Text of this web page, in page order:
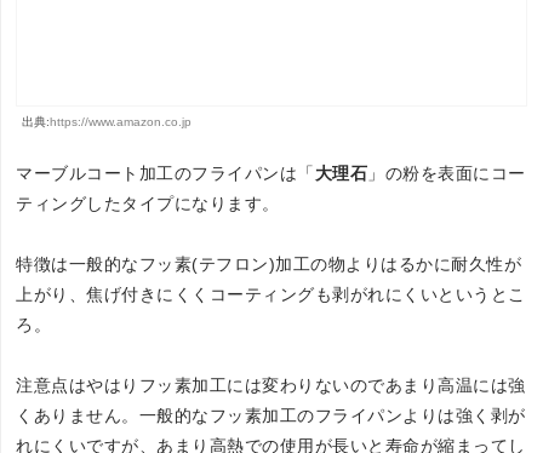
出典:https://www.amazon.co.jp
マーブルコート加工のフライパンは「 大理石 」の粉を表面にコー
ティングしたタイプになります。
特徴は一般的なフッ素(テフロン)加工の物よりはるかに耐久性が
上がり、焦げ付きにくくコーティングも剥がれにくいというとこ
ろ。
注意点はやはりフッ素加工には変わりないのであまり高温には強
くありません。一般的なフッ素加工のフライパンよりは強く剥が
れにくいですが、あまり高熱での使用が長いと寿命が縮まってし